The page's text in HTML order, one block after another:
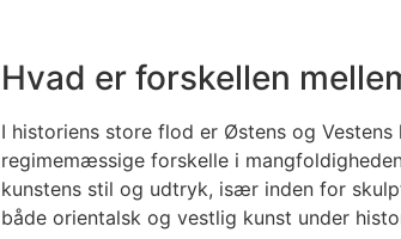
Hvad er forskellen
I historiens store flod er Østens og
regimemæssige forskelle i
kunstens stil og udtryk, især inden for
både orientalsk og vestlig kunst under